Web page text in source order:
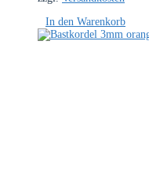
In den Warenkorb